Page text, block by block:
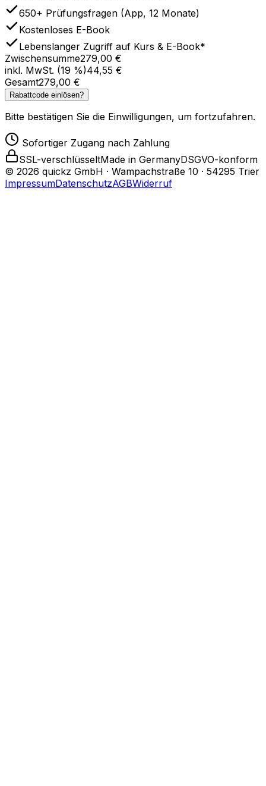
650+ Prüfungsfragen (App, 12 Monate)
Kostenloses E-Book
Lebenslanger Zugriff auf Kurs & E-Book*
Zwischensumme279,00 €
inkl. MwSt. (19 %)44,55 €
Gesamt279,00 €
Rabattcode einlösen?
Bitte bestätigen Sie die Einwilligungen, um fortzufahren.
Sofortiger Zugang nach Zahlung
SSL-verschlüsseltMade in GermanyDSGVO-konform
© 2026 quickz GmbH · Wampachstraße 10 · 54295 Trier
ImpressumDatenschutzAGBWiderruf